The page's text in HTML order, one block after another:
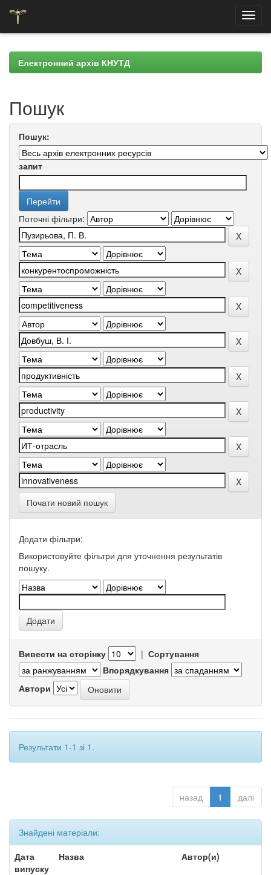
navigationЕлектронний архів КНУТД
Пошук
Пошук:
запит
Поточні фільтри:
Почати новий пошук
Додати фільтри:
Використовуйте фільтри для уточнення результатів
пошуку.
Вивести на сторінку | Сортування
Впорядкування
Автори
Результати 1-1 зі 1.
назад 1 далі
Знайдені матеріали:
Дата
випуску
Назва Автор(и)